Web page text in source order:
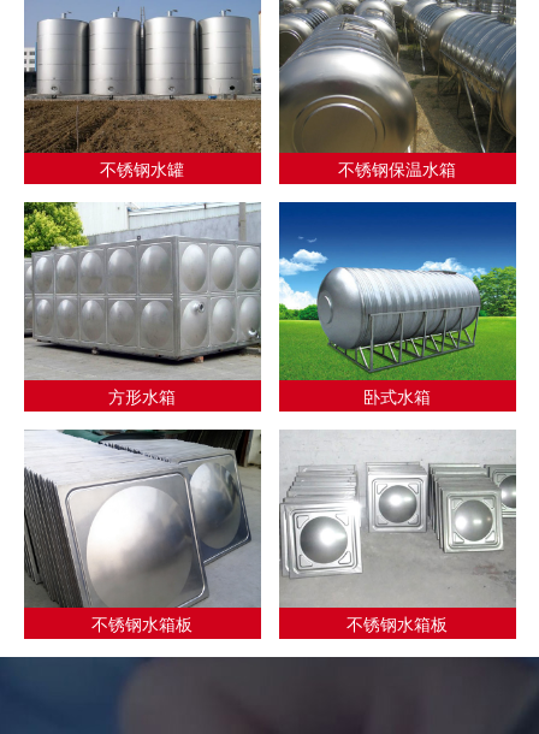
不锈钢水罐 不锈钢保温水箱
方形水箱 卧式水箱
不锈钢水箱板 不锈钢水箱板